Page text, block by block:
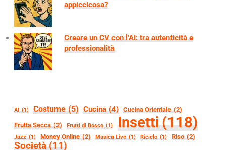
appiccicosa?
Creare un CV con l’AI: tra autenticità e
professionalità
AI (1) Costume (5) Cucina (4) Cucina Orientale (2)
Frutta Secca (2) Frutti di Bosco (1) Insetti(118)
Jazz (1) Money Online (2) Musica Live (1) Riciclo (1) Riso (2)
Società (11)